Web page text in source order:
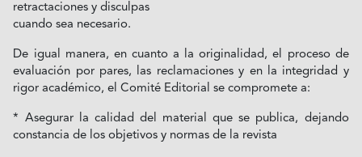
retractaciones y disculpas
cuando sea necesario.
De igual manera, en cuanto a la originalidad, el proceso de
evaluación por pares, las reclamaciones y en la integridad y
rigor académico, el Comité Editorial se compromete a:
* Asegurar la calidad del material que se publica, dejando
constancia de los objetivos y normas de la revista